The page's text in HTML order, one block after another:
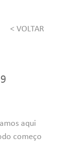
< VOLTAR
aqui
começo